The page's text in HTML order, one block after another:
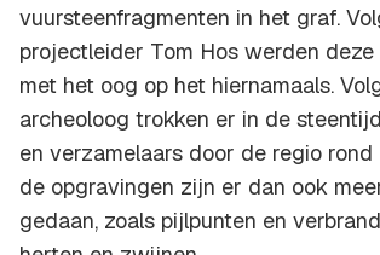
vuursteenfragmenten in het graf.
projectleider Tom Hos werden deze
met het oog op het hiernamaals.
archeoloog trokken er in de
en verzamelaars door de regio rond
de opgravingen zijn er dan ook
gedaan, zoals pijlpunten en